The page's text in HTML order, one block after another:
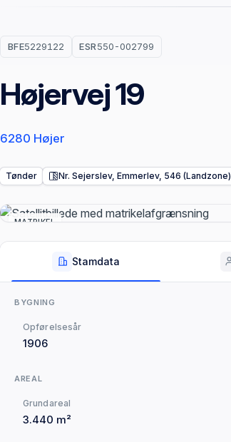
BFE5229122 ESR550-002799
Højervej 19
6280 Højer
Tønder Nr. Sejerslev, Emmerlev, 546 (Landzone)
MATRIKEL
Stamdata
BYGNING
Opførelsesår
1906
AREAL
Grundareal
3.440 m²